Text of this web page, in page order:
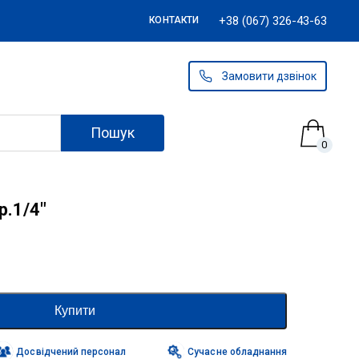
КОНТАКТИ +38 (067) 326-43-63
Замовити дзвінок
Пошук
0
4″
Купити
Досвідчений персонал Сучасне обладнання